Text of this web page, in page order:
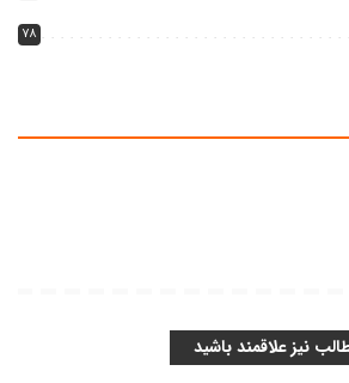
۷۸
نیز علاقمند باشید